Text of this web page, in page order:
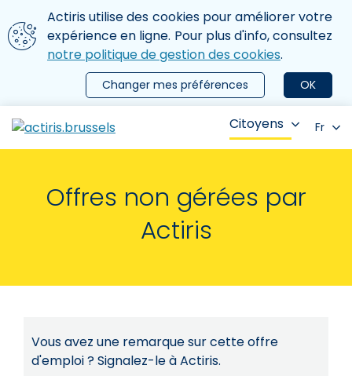
Aller au contenu principal
Nous utilisons des cookies
Actiris utilise des cookies pour améliorer votre
expérience en ligne. Pour plus d'info, consultez
notre politique de gestion des cookies.
OK
Changer mes préférences
le menu
Citoyens Fr
Offres non gérées par
Actiris
Vous avez une remarque sur cette offre
d'emploi ? Signalez-le à Actiris.